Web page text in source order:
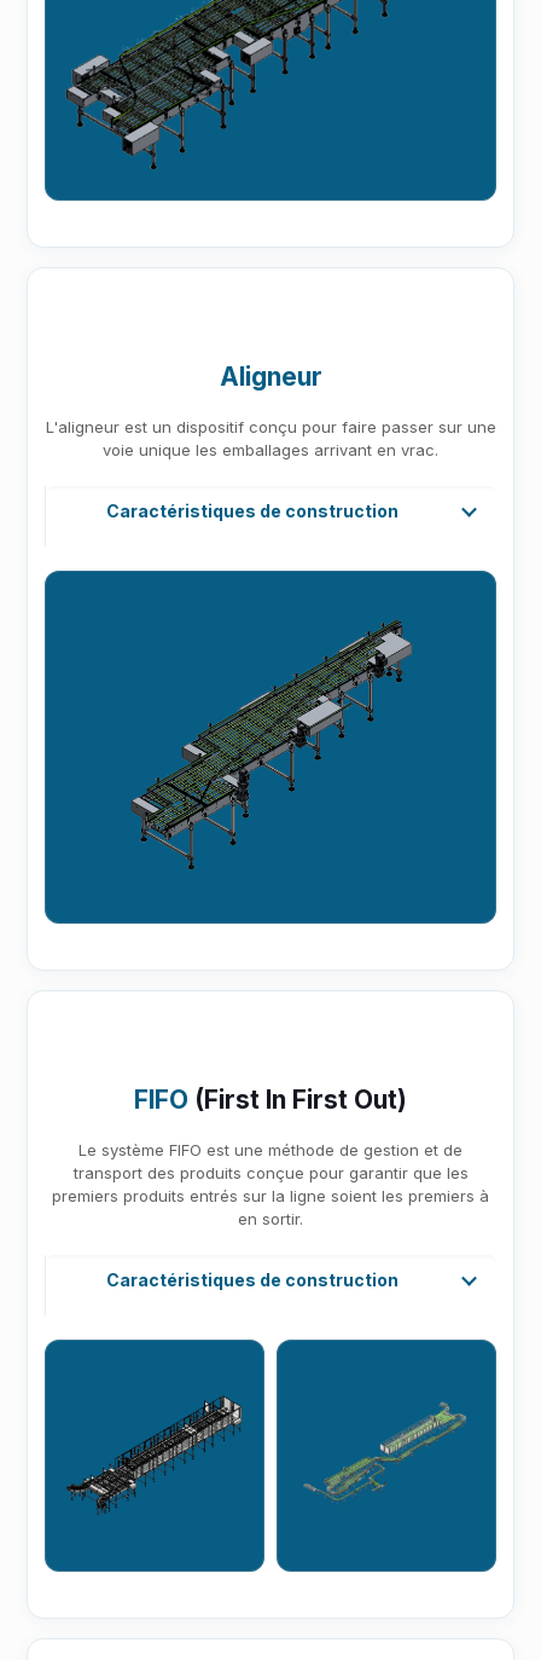
Aligneur
L'aligneur est un dispositif conçu pour faire passer sur une
voie unique les emballages arrivant en vrac.
Caractéristiques de construction
FIFO (First In First Out)
Le système FIFO est une méthode de gestion et de
transport des produits conçue pour garantir que les
premiers produits entrés sur la ligne soient les premiers à
en sortir.
Caractéristiques de construction